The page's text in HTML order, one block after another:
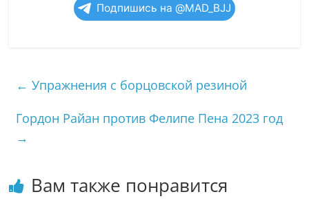
Подпишись на @MAD_BJJ
← Упражнения с борцовской резиной
Гордон Райан против Фелипе Пена 2023 год
→
Вам также понравится